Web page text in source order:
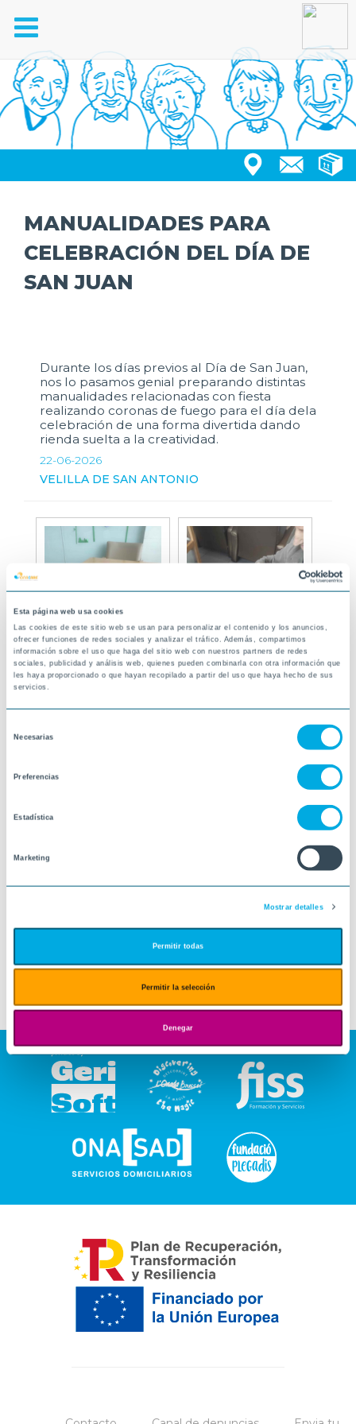
Esta página web usa cookies
Las cookies de este sitio web se usan para personalizar el contenido y los anuncios,
ofrecer funciones de redes sociales y analizar el tráfico. Además, compartimos
información sobre el uso que haga del sitio web con nuestros partners de redes
sociales, publicidad y análisis web, quienes pueden combinarla con otra información que
les haya proporcionado o que hayan recopilado a partir del uso que haya hecho de sus
servicios.
Necesarias
Preferencias
Estadística
Marketing
Mostrar detalles
Permitir todas
Permitir la selección
Denegar
Toggle
navigation
MANUALIDADES PARA
CELEBRACIÓN DEL DÍA DE
SAN JUAN
Durante los días previos al Día de San Juan,
nos lo pasamos genial preparando distintas
manualidades relacionadas con fiesta
realizando coronas de fuego para el día dela
celebración de una forma divertida dando
rienda suelta a la creatividad.
22-06-2026
VELILLA DE SAN ANTONIO